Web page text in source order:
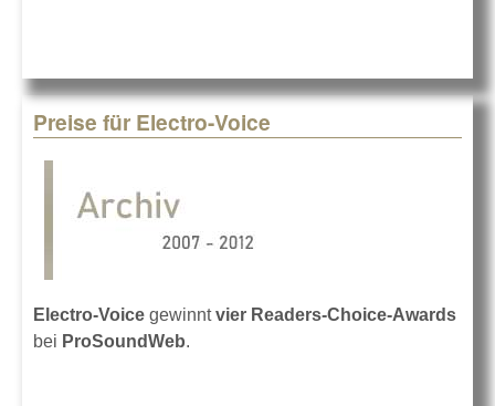
Preise für Electro-Voice
Electro-Voice gewinntvier Readers-Choice-Awards
bei ProSoundWeb.